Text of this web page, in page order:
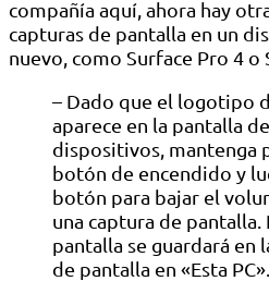
compañía aquí, ahora hay
capturas de pantalla en un
nuevo, como Surface Pro 4 o
– Dado que el logotipo
aparece en la pantalla
dispositivos, mantenga
botón de encendido y
botón para bajar el
una captura de pantalla.
pantalla se guardará en
de pantalla en «Esta PC».